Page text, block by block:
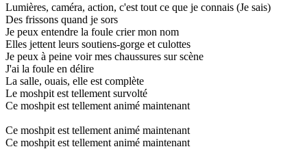
Lumières, caméra, action, c'est tout ce que je connais (Je sais)
Des frissons quand je sors
Je peux entendre la foule crier mon nom
Elles jettent leurs soutiens-gorge et culottes
Je peux à peine voir mes chaussures sur scène
J'ai la foule en délire
La salle, ouais, elle est complète
Le moshpit est tellement survolté
Ce moshpit est tellement animé maintenant
Ce moshpit est tellement animé maintenant
Ce moshpit est tellement animé maintenant